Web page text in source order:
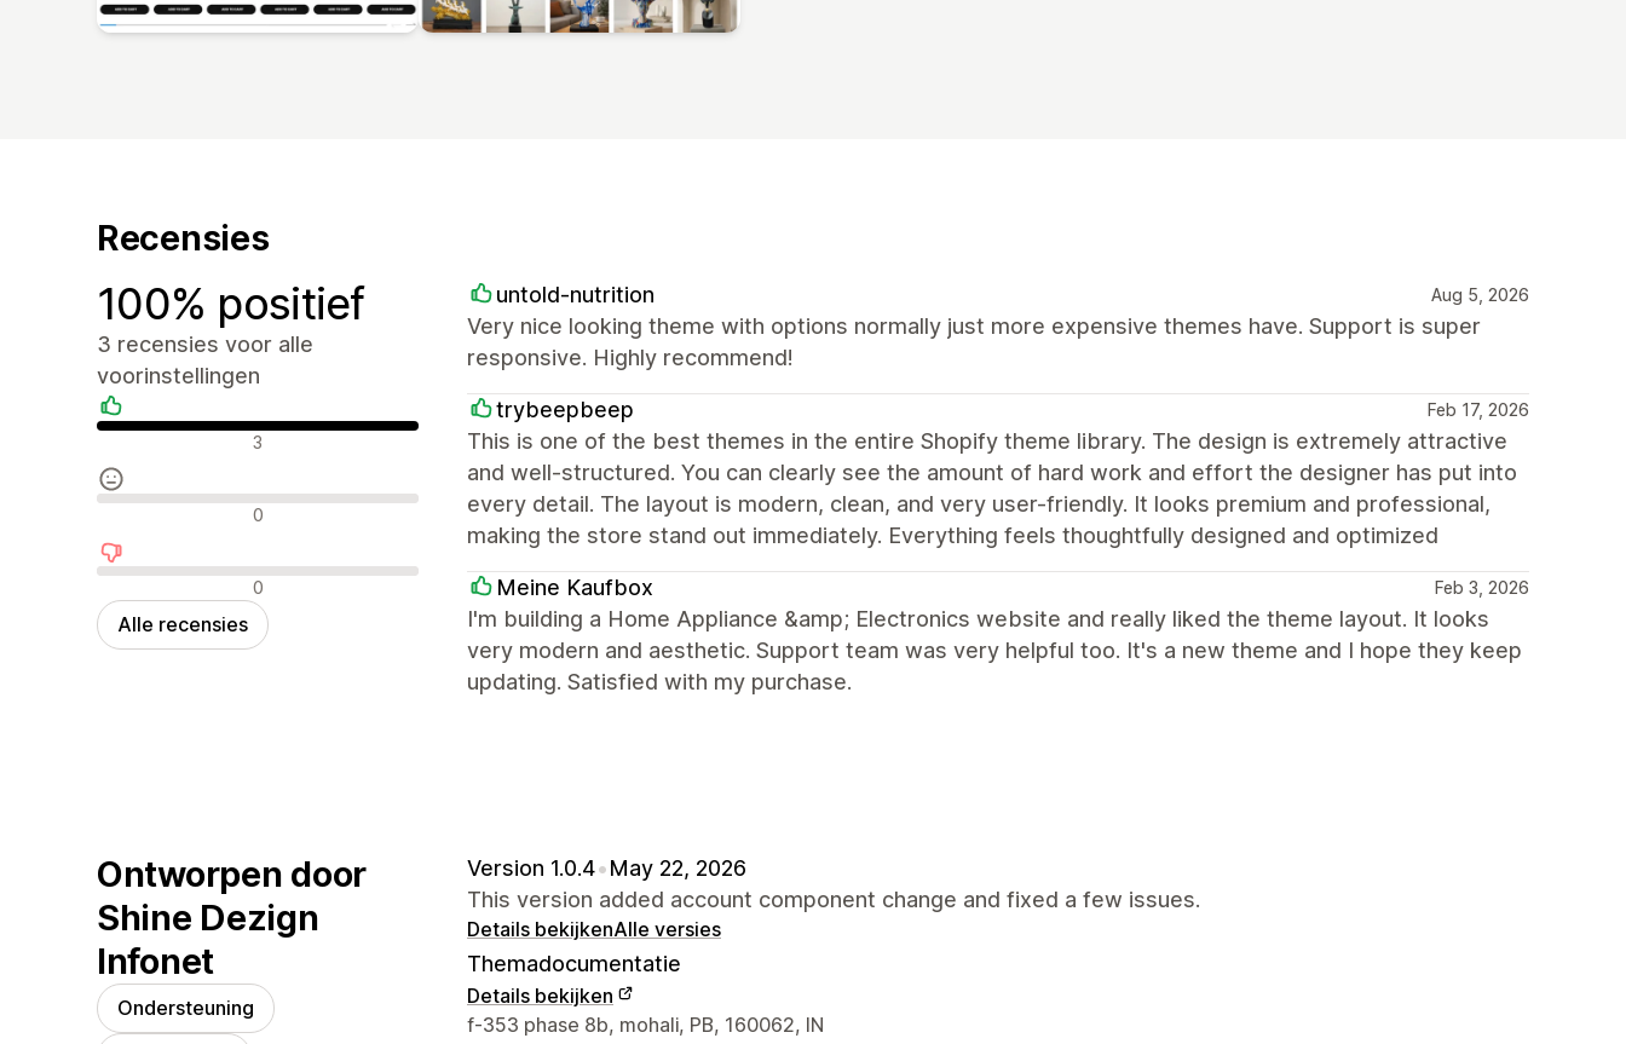
Recensies
100% positief
3 recensies voor alle
voorinstellingen
Positieve recensies
3
Neutrale recensies0
Negatieve recensies
0
Alle recensies
untold-nutrition Aug 5, 2026
Very nice looking theme with options normally just more expensive themes have. Support is super
responsive. Highly recommend!
trybeepbeep Feb 17, 2026
This is one of the best themes in the entire Shopify theme library. The design is extremely attractive
and well-structured. You can clearly see the amount of hard work and effort the designer has put into
every detail. The layout is modern, clean, and very user-friendly. It looks premium and professional,
making the store stand out immediately. Everything feels thoughtfully designed and optimized
Meine Kaufbox Feb 3, 2026
I'm building a Home Appliance &amp; Electronics website and really liked the theme layout. It looks
very modern and aesthetic. Support team was very helpful too. It's a new theme and I hope they keep
updating. Satisfied with my purchase.
Ontworpen door
Shine Dezign
Infonet
Ondersteuning
Version 1.0.4•May 22, 2026
This version added account component change and fixed a few issues.
Details bekijkenAlle versies
Themadocumentatie
Details bekijken
Contactgegevens ontwerper
f-353 phase 8b, mohali, PB, 160062, IN